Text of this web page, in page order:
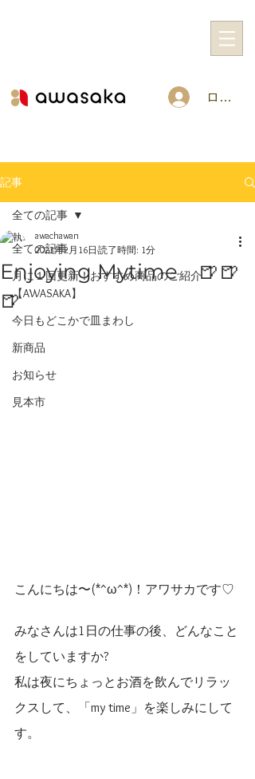
ログイン
記事
全ての記事
月に１回更新！おすすめ商品のご紹介
【AWASAKA】
今日もどこかで皿まわし
新商品
お知らせ
見本市
全ての記事
Enjoying Mytime 🍺🍺
🍺
awachawan
2023年2月16日 読了時間: 1分
こんにちは〜(*^ω^*)！アワサカです♡
みなさんは1日の仕事の後、どんなこと
をしていますか?
私は夜にちょっとお酒を飲んでリラッ
クスして、「my time」を楽しみにして
す。